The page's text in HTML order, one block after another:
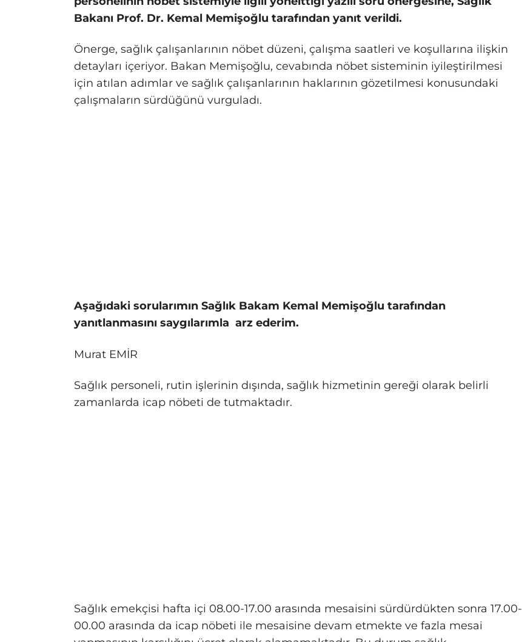
Bakanı Prof. Dr. Kemal Memişoğlu tarafından yanıt verildi.
Önerge, sağlık çalışanlarının nöbet düzeni, çalışma saatleri ve koşullarına ilişkin
detayları içeriyor. Bakan Memişoğlu, cevabında nöbet sisteminin iyileştirilmesi
için atılan adımlar ve sağlık çalışanlarının haklarının gözetilmesi konusundaki
çalışmaların sürdüğünü vurguladı.
Aşağıdaki sorularımın Sağlık Bakam Kemal Memişoğlu tarafından
yanıtlanmasını saygılarımla arz ederim.
Murat EMİR
Sağlık personeli, rutin işlerinin dışında, sağlık hizmetinin gereği olarak belirli
zamanlarda icap nöbeti de tutmaktadır.
Sağlık emekçisi hafta içi 08.00-17.00 arasında mesaisini sürdürdükten sonra 17.00-
00.00 arasında da icap nöbeti ile mesaisine devam etmekte ve fazla mesai